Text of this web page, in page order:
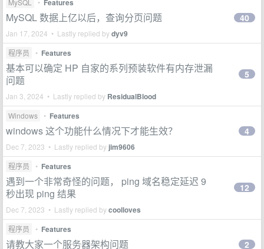
MySQL • Features
MySQL 数据上亿以后，查询分页问题
Jan 17, 2024 • Lastly replied bydyv9
40
程序员 • Features
基本可以确定 HP 自家的系列预装软件有内存泄漏
问题
Jan 3, 2024 • Lastly replied by ResidualBlood
5
Windows • Features
windows 这个功能什么情况下才能生效？
Dec 7, 2023 • Lastly replied by jim9606
4
程序员 • Features
遇到一个非常奇怪的问题， ping 域名稳定延迟 9
秒出现 ping 结果
Dec 7, 2023 • Lastly replied bycoolloves
12
程序员 • Features
请教大家一个服务器架构问题 2